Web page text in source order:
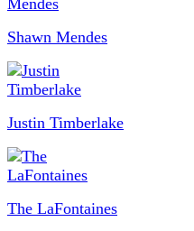
Shawn Mendes
Justin Timberlake
The LaFontaines